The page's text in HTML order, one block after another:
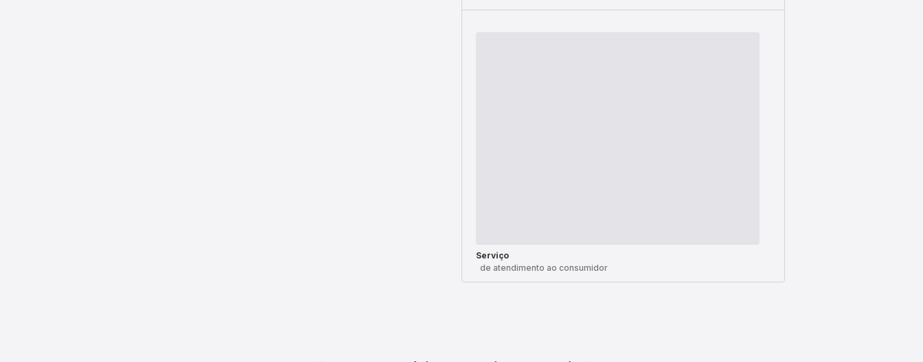
Serviço
de atendimento ao consumidor